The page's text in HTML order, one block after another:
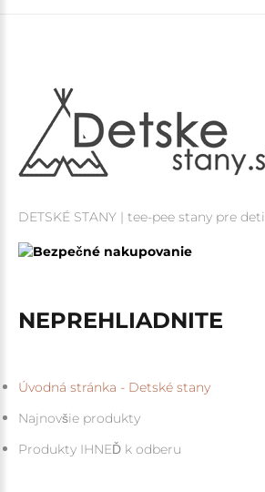
DETSKÉ STANY | tee-pee stany pre deti
NEPREHLIADNITE
Úvodná stránka - Detské stany
Najnovšie produkty
Produkty IHNEĎ k odberu